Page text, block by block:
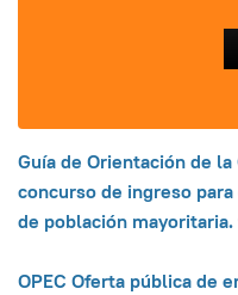
Guía de Orientación de la
concurso de ingreso
de población mayoritaria.
OPEC Oferta pública de